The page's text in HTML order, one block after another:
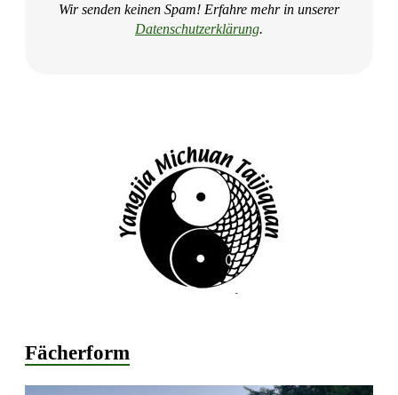
Wir senden keinen Spam! Erfahre mehr in unserer
Datenschutzerklärung.
Fächerform